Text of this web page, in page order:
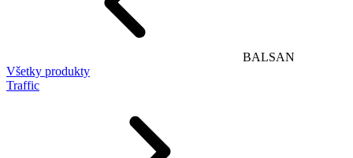
BALSAN
Všetky produkty
Traffic